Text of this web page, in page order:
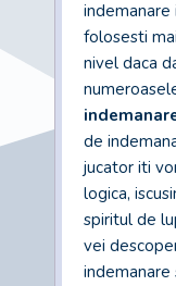
indemanare
folosesti
nivel daca
de
jucator iti
logica,
spiritul de
vei